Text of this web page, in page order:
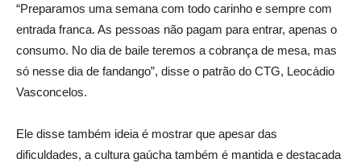
“Preparamos uma semana com todo carinho e sempre com
entrada franca. As pessoas não pagam para entrar, apenas o
consumo. No dia de baile teremos a cobrança de mesa, mas
só nesse dia de fandango”, disse o patrão do CTG, Leocádio
Vasconcelos.
Ele disse também ideia é mostrar que apesar das
dificuldades, a cultura gaúcha também é mantida e destacada